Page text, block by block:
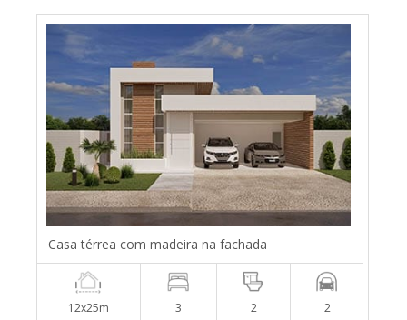
Casa térrea com madeira na fachada
12x25m 3 2 2